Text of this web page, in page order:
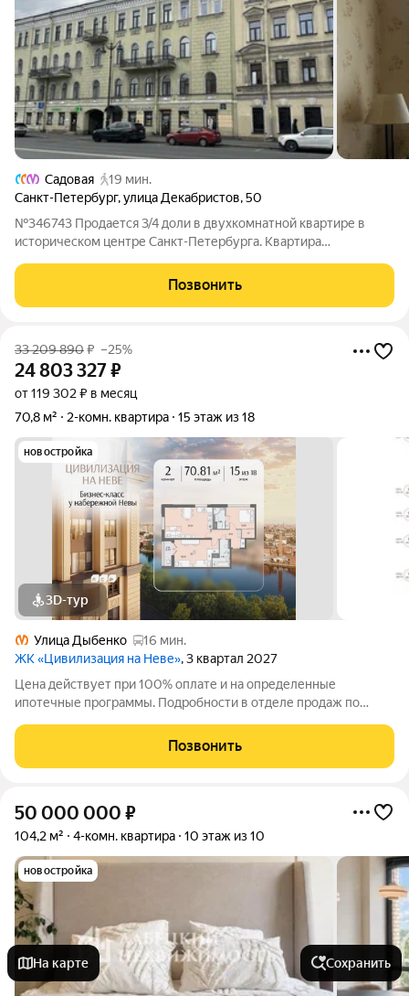
Садовая
19 мин.
Санкт-Петербург,улица Декабристов,50
№346743 Продается 3/4 доли в двухкомнатной квартире в
историческом центре Санкт-Петербурга. Квартира
районов города. О квартире: просторный коридор и кухня 20
кв.м., комнаты изoлировaнныe.
Позвонить
33 209 890₽ –25%
24 803 327₽
от 119 302 ₽ в месяц
70,8 м²
2-комн. квартира 15 этаж из 18
новостройка
3D-тур
Улица Дыбенко
16 мин.
ЖК «Цивилизация на Неве», 3 квартал 2027
Цена действует при 100% оплате и на определенные
ипотечные программы. Подробности в отделе продаж по
«Цивилизация на Неве» на 15 этаже. Общая площадь
составляет 70.81 кв. м. Квартира с white box
Позвонить
50 000 000 ₽
104,2 м² 4-комн. квартира 10 этаж из 10
новостройка
На карте Сохранить